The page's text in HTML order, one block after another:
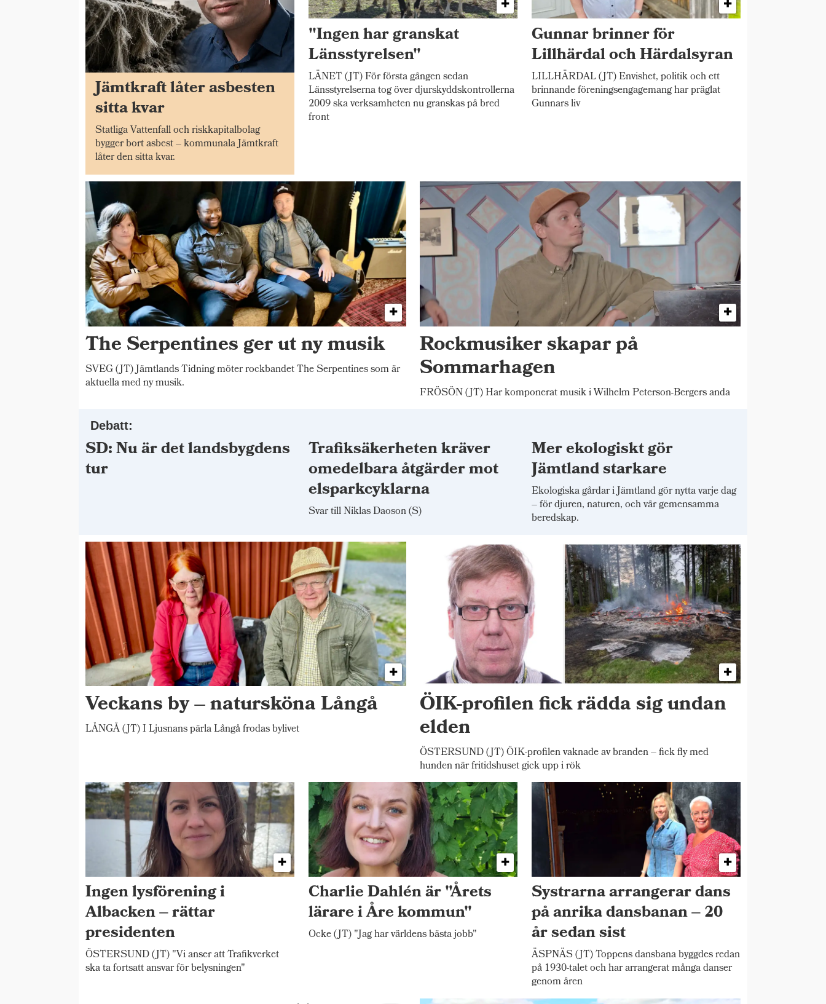
Jämtkraft låter asbesten
sitta kvar
Statliga Vattenfall och riskkapitalbolag
bygger bort asbest – kommunala Jämtkraft
låter den sitta kvar.
"Ingen har granskat
Länsstyrelsen"
LÄNET (JT) För första gången sedan
Länsstyrelserna tog över djurskyddskontrollerna
2009 ska verksamheten nu granskas på bred
front
Gunnar brinner för
Lillhärdal och Härdalsyran
LILLHÄRDAL (JT) Envishet, politik och ett
brinnande föreningsengagemang har präglat
Gunnars liv
The Serpentines ger ut ny musik
SVEG (JT) Jämtlands Tidning möter rockbandet The Serpentines som är
aktuella med ny musik.
Rockmusiker skapar på
Sommarhagen
FRÖSÖN (JT) Har komponerat musik i Wilhelm Peterson-Bergers anda
Debatt:
SD: Nu är det landsbygdens
tur
Trafiksäkerheten kräver
omedelbara åtgärder mot
elsparkcyklarna
Svar till Niklas Daoson (S)
Mer ekologiskt gör
Jämtland starkare
Ekologiska gårdar i Jämtland gör nytta varje dag
– för djuren, naturen, och vår gemensamma
beredskap.
Veckans by – natursköna Långå
LÅNGÅ (JT) I Ljusnans pärla Långå frodas bylivet
ÖIK-profilen fick rädda sig undan
elden
ÖSTERSUND (JT) ÖIK-profilen vaknade av branden – fick fly med
hunden när fritidshuset gick upp i rök
Ingen lysförening i
Albacken – rättar
presidenten
ÖSTERSUND (JT) "Vi anser att Trafikverket
ska ta fortsatt ansvar för belysningen"
Charlie Dahlén är "Årets
lärare i Åre kommun"
Ocke (JT) "Jag har världens bästa jobb"
Systrarna arrangerar dans
på anrika dansbanan – 20
år sedan sist
ÄSPNÄS (JT) Toppens dansbana byggdes redan
på 1930-talet och har arrangerat många danser
genom åren